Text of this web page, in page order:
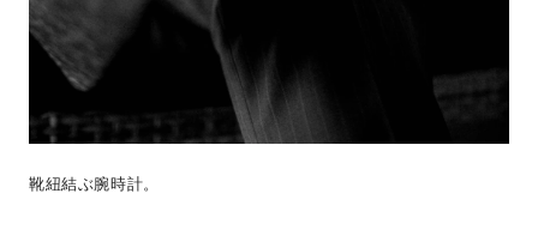
靴紐結ぶ腕時計。